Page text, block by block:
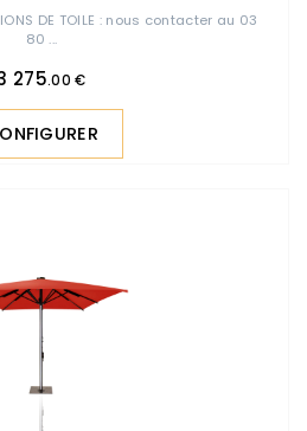
DE TOILE : nous contacter au 03
80 ...
275.00 €